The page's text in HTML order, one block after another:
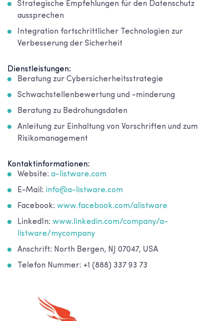
Strategische Empfehlungen für den Datenschutz
aussprechen
Integration fortschrittlicher Technologien zur
Verbesserung der Sicherheit
Dienstleistungen:
Beratung zur Cybersicherheitsstrategie
Schwachstellenbewertung und -minderung
Beratung zu Bedrohungsdaten
Anleitung zur Einhaltung von Vorschriften und zum
Risikomanagement
Kontaktinformationen:
Website: a-listware.com
E-Mail: info@a-listware.com
Facebook: www.facebook.com/alistware
LinkedIn: www.linkedin.com/company/a-
listware/mycompany
Anschrift: North Bergen, NJ 07047, USA
Telefon Nummer: +1 (888) 337 93 73